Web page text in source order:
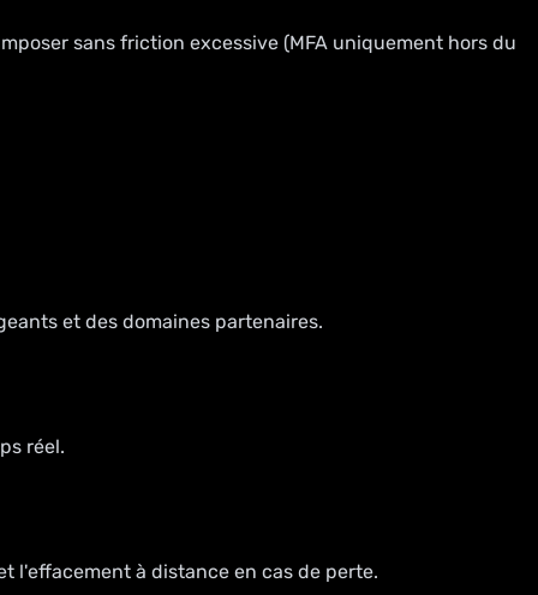
sans friction excessive (MFA uniquement hors du
et des domaines partenaires.
réel.
l'effacement à distance en cas de perte.